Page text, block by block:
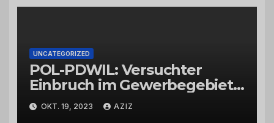
UNCATEGORIZED
POL-PDWIL: Versuchter
Einbruch im Gewerbegebiet
Wittlich
OKT. 19, 2023 AZIZ